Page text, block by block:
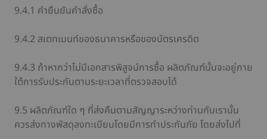
9.4.1 คำยืนยันคำสั่งซื้อ
9.4.2 สเตทเมนท์ของธนาคารหรือของบัตรเครดิต
9.4.3 ถ้าหากว่าไม่มีเอกสารพิสูจน์การซื้อ ผลิตภัณฑ์นั้นจะอยู่ภาย
ใต้การรับประกันตามระยะเวลาที่ตรวจสอบได้
9.5 ผลิตภัณฑ์ใด ๆ ที่ส่งคืนตามสัญญาระหว่างท่านกับเรานั้น
ควรส่งทางพัสดุลงทะเบียนโดยมีการทำประกันภัย โดยส่งไปที่